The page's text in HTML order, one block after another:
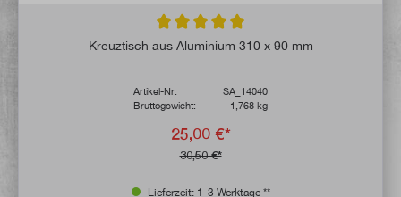
Durchschnittliche Bewertung von 5 von 5
Kreuztisch aus Aluminium 310 x 90 mm
Artikel-Nr:
SA_14040
Bruttogewicht:
1,768 kg
25,00 €*
30,50 €*
Lieferzeit: 1-3 Werktage **